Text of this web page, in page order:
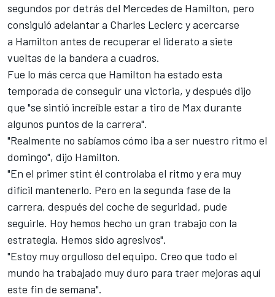
segundos por detrás del Mercedes de Hamilton, pero
consiguió adelantar a Charles Leclerc y acercarse
a Hamilton antes de recuperar el liderato a siete
vueltas de la bandera a cuadros.
Fue lo más cerca que Hamilton ha estado esta
temporada de conseguir una victoria, y después dijo
que "se sintió increíble estar a tiro de Max durante
algunos puntos de la carrera".
"Realmente no sabíamos cómo iba a ser nuestro ritmo el
domingo", dijo Hamilton.
"En el primer stint él controlaba el ritmo y era muy
difícil mantenerlo. Pero en la segunda fase de la
carrera, después del coche de seguridad, pude
seguirle. Hoy hemos hecho un gran trabajo con la
estrategia. Hemos sido agresivos".
"Estoy muy orgulloso del equipo. Creo que todo el
mundo ha trabajado muy duro para traer mejoras aquí
este fin de semana".